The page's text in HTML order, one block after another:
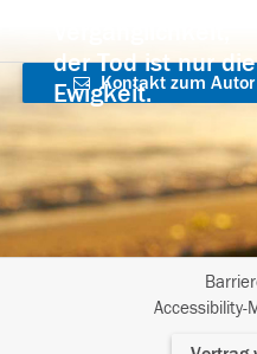
der Tod ist nur
Ewigkeit.
Kontakt zum Autor
aufnehmen
Accessibility-